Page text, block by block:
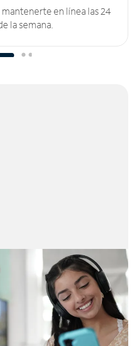
en línea las 24
la semana.